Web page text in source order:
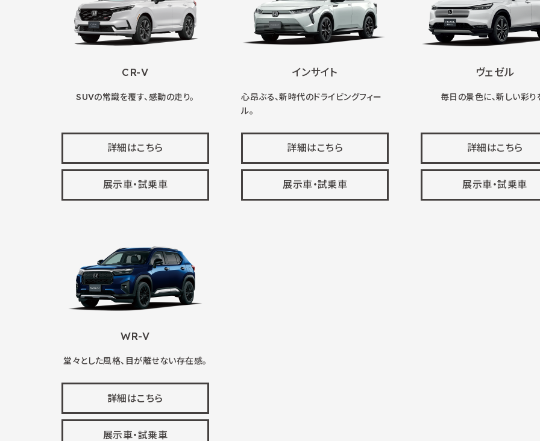
CR-V
SUVの常識を覆す、感動の走り。
詳細はこちら
展示車・試乗車
インサイト
心昂ぶる、新時代のドライビングフィー
ル。
詳細はこちら
展示車・試乗車
ヴェゼル
毎日の景色に、新しい彩り
詳細はこちら
展示車・試乗車
WR-V
堂々とした風格、目が離せない存在感。
詳細はこちら
展示車・試乗車